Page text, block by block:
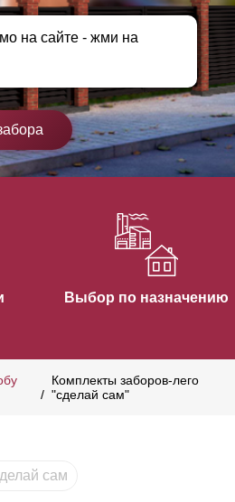
на сайте - жми на
Выбор по назначению
Комплекты заборов-лего
"сделай сам"
сам